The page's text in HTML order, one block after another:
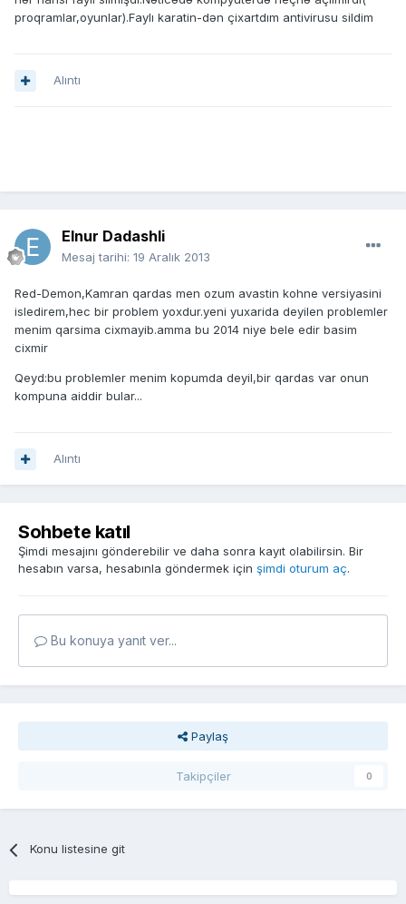
proqramlar,oyunlar).Faylı karatin-dən çixartdım antivirusu sildim
Alıntı
Elnur Dadashli
Mesaj tarihi: 19 Aralık 2013
Red-Demon,Kamran qardas men ozum avastin kohne versiyasini
isledirem,hec bir problem yoxdur.yeni yuxarida deyilen problemler
menim qarsima cixmayib.amma bu 2014 niye bele edir basim
cixmir
Qeyd:bu problemler menim kopumda deyil,bir qardas var onun
kompuna aiddir bular...
Alıntı
Sohbete katıl
Şimdi mesajını gönderebilir ve daha sonra kayıt olabilirsin. Bir
hesabın varsa, hesabınla göndermek için şimdi oturum aç.
Bu konuya yanıt ver...
Paylaş
Takipçiler 0
Konu listesine git